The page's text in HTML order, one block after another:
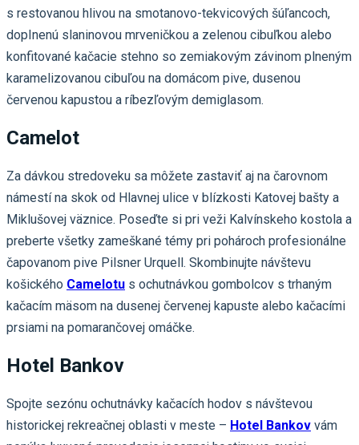
s restovanou hlivou na smotanovo-tekvicových šúľancoch,
dopInenú slaninovou mrveničkou a zelenou cibuľkou alebo
konfitované kačacie stehno so zemiakovým závinom plneným
karamelizovanou cibuľou na domácom pive, dusenou
červenou kapustou a ríbezľovým demiglasom.
Camelot
Za dávkou stredoveku sa môžete zastaviť aj na čarovnom
námestí na skok od Hlavnej ulice v blízkosti Katovej bašty a
Miklušovej väznice. Poseďte si pri veži Kalvínskeho kostola a
preberte všetky zameškané témy pri pohároch profesionálne
čapovanom pive Pilsner Urquell. Skombinujte návštevu
košického Camelotu s ochutnávkou gombolcov s trhaným
kačacím mäsom na dusenej červenej kapuste alebo kačacími
prsiami na pomarančovej omáčke.
Hotel Bankov
Spojte sezónu ochutnávky kačacích hodov s návštevou
historickej rekreačnej oblasti v meste – Hotel Bankov vám